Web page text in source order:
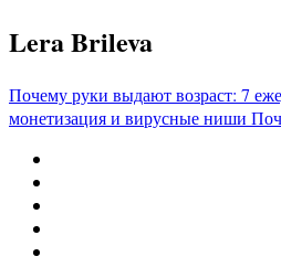
Перейти
к
Lera Brileva
Почему руки выдают возраст: 7
монетизация и вирусные ниши